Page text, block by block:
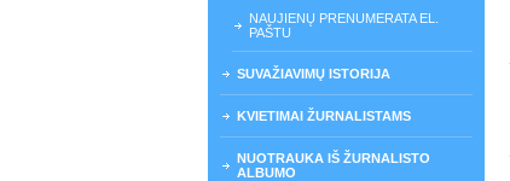
NAUJIENŲ PRENUMERATA EL.
PAŠTU
SUVAŽIAVIMŲ ISTORIJA
KVIETIMAI ŽURNALISTAMS
NUOTRAUKA IŠ ŽURNALISTO
ALBUMO